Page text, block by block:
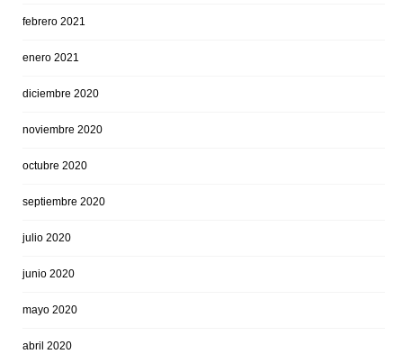
febrero 2021
enero 2021
diciembre 2020
noviembre 2020
octubre 2020
septiembre 2020
julio 2020
junio 2020
mayo 2020
abril 2020